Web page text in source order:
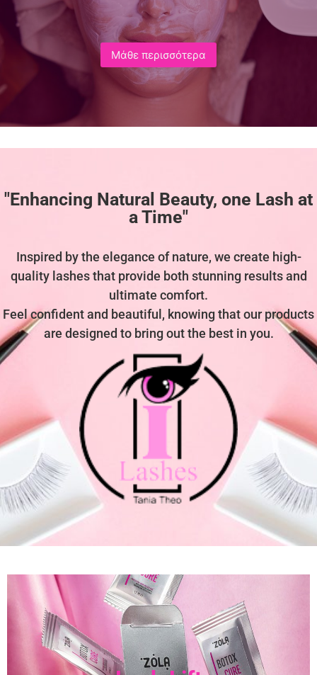
Μάθε περισσότερα
"Enhancing Natural Beauty, one Lash at
a Time"
Inspired by the elegance of nature, we create high-
quality lashes that provide both stunning results and
ultimate comfort.
Feel confident and beautiful, knowing that our products
are designed to bring out the best in you.